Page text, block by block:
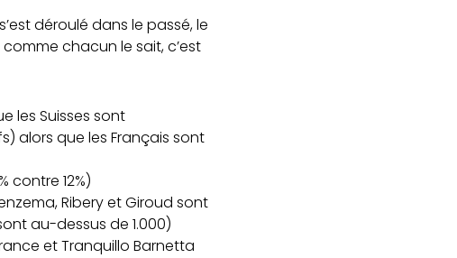
déroulé dans le passé, le
chacun le sait, c’est
les Suisses sont
alors que les Français sont
contre 12%)
Ribery et Giroud sont
au-dessus de 1.000)
et Tranquillo Barnetta